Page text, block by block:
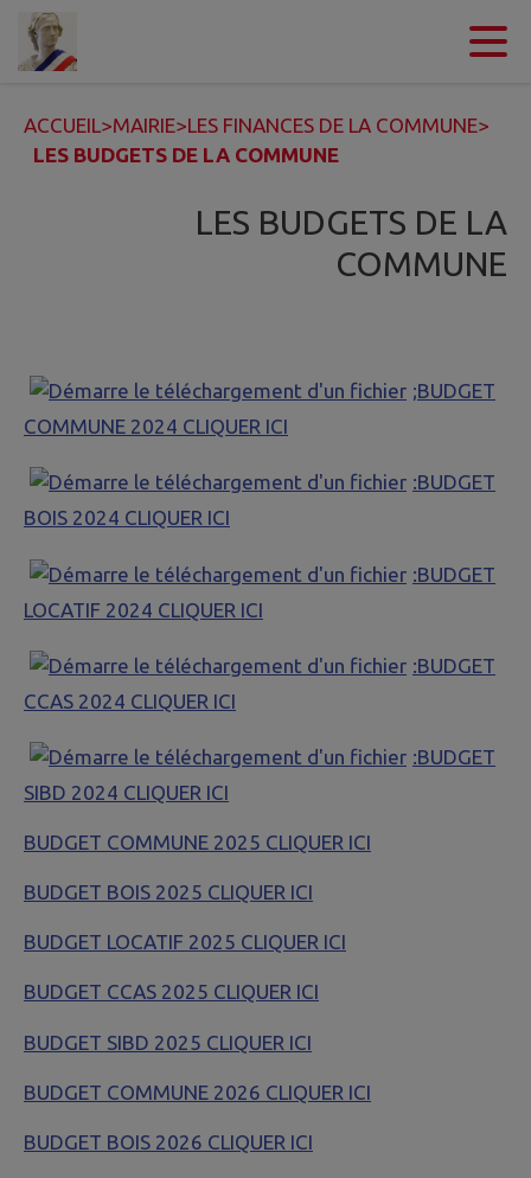
Contenu
ACCUEIL>MAIRIE>LES FINANCES DE LA COMMUNE>
LES BUDGETS DE LA COMMUNE
LES BUDGETS DE LA
COMMUNE
;BUDGET
COMMUNE 2024 CLIQUER ICI
:BUDGET
BOIS 2024 CLIQUER ICI
:BUDGET
LOCATIF 2024 CLIQUER ICI
:BUDGET
CCAS 2024 CLIQUER ICI
:BUDGET
SIBD 2024 CLIQUER ICI
BUDGET COMMUNE 2025 CLIQUER ICI
BUDGET BOIS 2025 CLIQUER ICI
BUDGET LOCATIF 2025 CLIQUER ICI
BUDGET CCAS 2025 CLIQUER ICI
BUDGET SIBD 2025 CLIQUER ICI
BUDGET COMMUNE 2026 CLIQUER ICI
BUDGET BOIS 2026 CLIQUER ICI